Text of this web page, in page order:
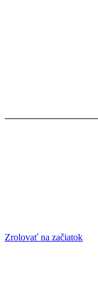
Zrolovať na začiatok